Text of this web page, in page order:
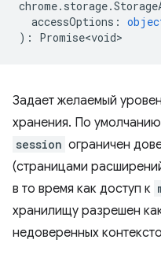
chrome. storage.
accessOptions :
) : Promise<void>
Задает желаемый
хранения. По
session ограничен
(страницами
в то время как доступ к
хранилищу разрешен
недоверенных